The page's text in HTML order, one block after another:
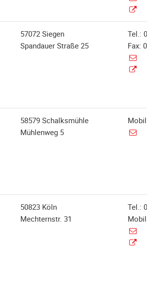
57072 Siegen
Spandauer Straße 25
Tel.:
Fax:
58579 Schalksmühle
Mühlenweg 5
50823 Köln
Mechternstr. 31
Tel.: